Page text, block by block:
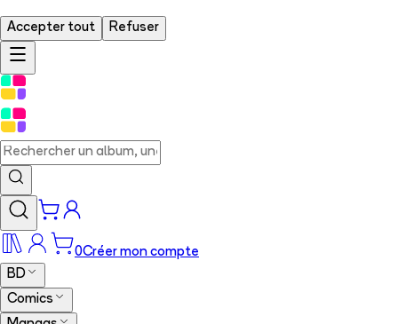
Accepter tout Refuser
0Créer mon compte
BD
Comics